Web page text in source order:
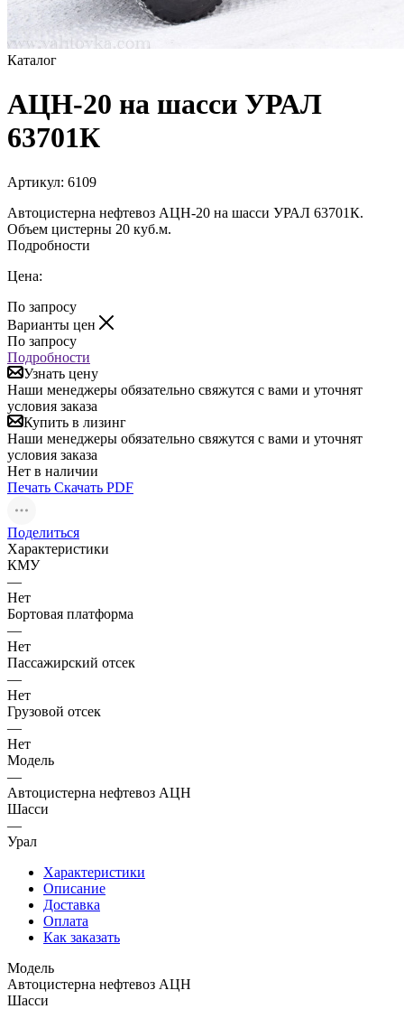
Каталог
АЦН-20 на шасси УРАЛ
63701К
Артикул: 6109
Автоцистерна нефтевоз АЦН-20 на шасси УРАЛ 63701К.
Объем цистерны 20 куб.м.
Подробности
Цена:
По запросу
Варианты цен
По запросу
Подробности
Узнать цену
Наши менеджеры обязательно свяжутся с вами и уточнят
условия заказа
Купить в лизинг
Наши менеджеры обязательно свяжутся с вами и уточнят
условия заказа
Нет в наличии
Печать Скачать PDF
Поделиться
Характеристики
КМУ
—
Нет
Бортовая платформа
—
Нет
Пассажирский отсек
—
Нет
Грузовой отсек
—
Нет
Модель
—
Автоцистерна нефтевоз АЦН
Шасси
—
Урал
Характеристики
Описание
Доставка
Оплата
Как заказать
Модель
Автоцистерна нефтевоз АЦН
Шасси